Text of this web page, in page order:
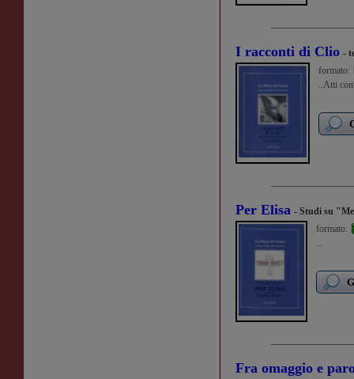
I racconti di Clio -
formato:
..Atti
Per Elisa - Studi su
formato:
...
Fra omaggio e